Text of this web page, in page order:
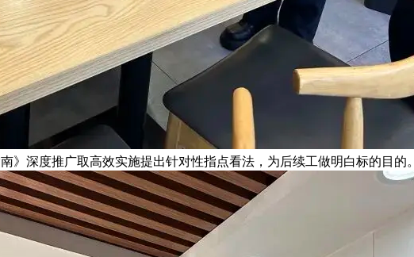
》深度推广取高效实施提出针对性指点看法，为后续工做明白标的目的。